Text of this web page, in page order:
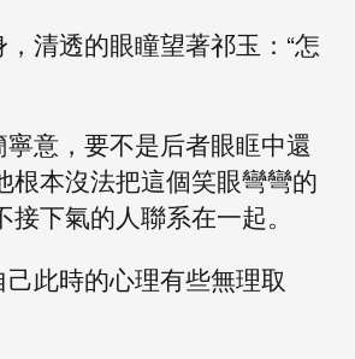
清透的眼瞳望著祁玉：“怎
意，要不是后者眼眶中還
根本沒法把這個笑眼彎彎的
接下氣的人聯系在一起。
此時的心理有些無理取